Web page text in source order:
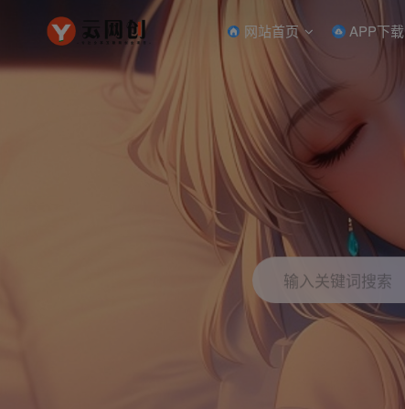
网站首页 APP下载
输入关键词搜索